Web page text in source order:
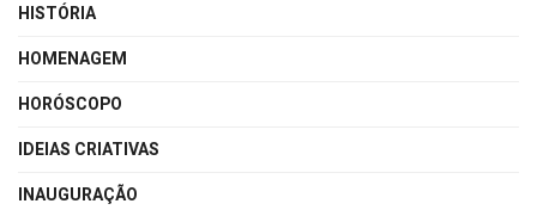
HISTÓRIA
HOMENAGEM
HORÓSCOPO
IDEIAS CRIATIVAS
INAUGURAÇÃO